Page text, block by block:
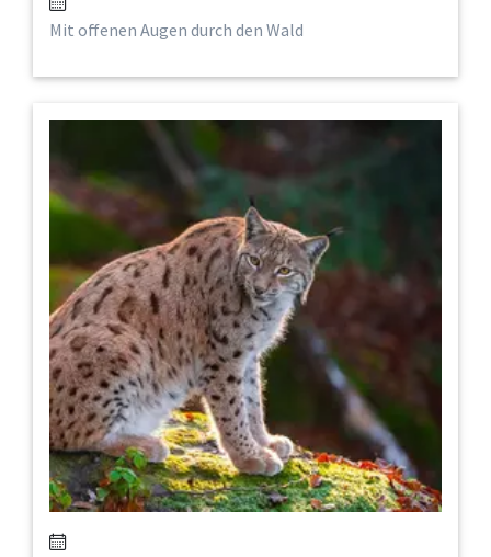
Mit offenen Augen durch den Wald